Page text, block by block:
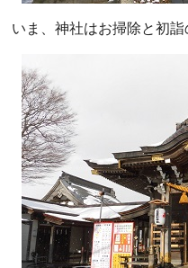
いま、神社はお掃除と初詣